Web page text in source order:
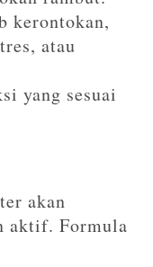
kerontokan,
atau
yang sesuai
akan
aktif. Formula